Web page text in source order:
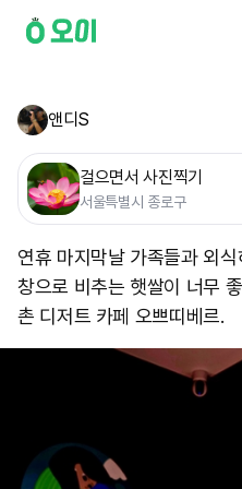
앤디S
걸으면서 사진찍기
서울특별시 종로구
연휴 마지막날 가족들과 외
창으로 비추는 햇쌀이 너무
촌 디저트 카페 오쁘띠베르.